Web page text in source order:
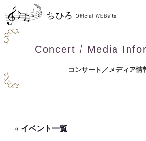
Concert / Media
コンサート／メディア情
« イベント一覧